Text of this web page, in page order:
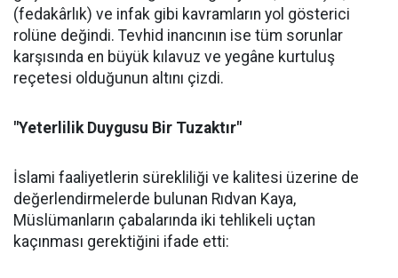
(fedakârlık) ve infak gibi kavramların yol gösterici
rolüne değindi. Tevhid inancının ise tüm sorunlar
karşısında en büyük kılavuz ve yegâne kurtuluş
reçetesi olduğunun altını çizdi.
"Yeterlilik Duygusu Bir Tuzaktır"
İslami faaliyetlerin sürekliliği ve kalitesi üzerine de
değerlendirmelerde bulunan Rıdvan Kaya,
Müslümanların çabalarında iki tehlikeli uçtan
kaçınması gerektiğini ifade etti: